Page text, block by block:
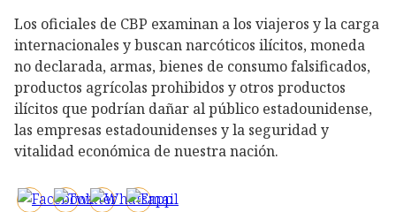
Los oficiales de CBP examinan a los viajeros y la carga
internacionales y buscan narcóticos ilícitos, moneda
no declarada, armas, bienes de consumo falsificados,
productos agrícolas prohibidos y otros productos
ilícitos que podrían dañar al público estadounidense,
las empresas estadounidenses y la seguridad y
vitalidad económica de nuestra nación.